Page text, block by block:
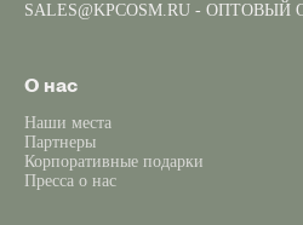
SALES@KPCOSM.RU - ОПТОВЫЙ
О нас
Наши места
Партнеры
Корпоративные подарки
Пресса о нас